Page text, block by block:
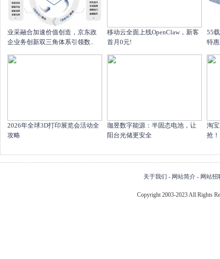
业采融合加速价值创造，京东政
企业务创新双三角体系引领数..
移动云全面上线OpenClaw，新客
首月0元!
55
特
2026年全球3D打印展览会活动全
攻略
珈昱数字能源：半固态电池，让
阳台光储更安全
淘
抢
关于我们 - 网站简介 - 网站招
Copyright 2003-2023 All Rights